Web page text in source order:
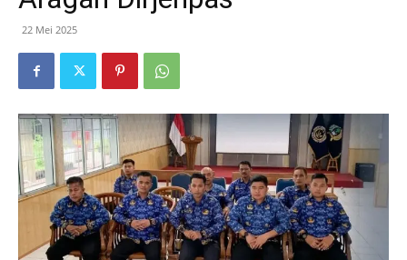
22 Mei 2025